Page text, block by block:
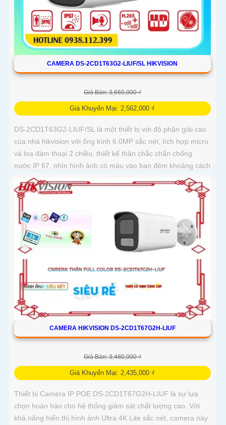
CAMERA DS-2CD1T63G2-LIUF/SL HIKVISION
Giá Bán: 3,660,000 ₫
Giá Khuyến Mại: 2,562,000 ₫
DS-2CD1T63G2-LIUF/SL là một thiết bị với độ phân giải cao
của nhà hikvision với ống kính 6.0MP sắc nét, tích hợp micro
và loa đàm thoại 2 chiều, thiết kế thân chắc chắn chống
nước IP 67, nhìn hình ảnh có màu vào ban đêm khoảng cách
lên đến 50m
CAMERA HIKVISION DS-2CD1T67G2H-LIUF
Giá Bán: 3,480,000 ₫
Giá Khuyến Mại: 2,435,000 ₫
Thiết bị Camera IP POE DS-2CD1T67G2H-LIUF là sự lựa
chọn hoàn hảo cho hệ thống giám sát chất lượng cao. Với
khả năng hiển thị hình ảnh Ultra 4K Lite sắc nét, camera này